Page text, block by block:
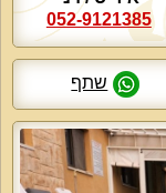
052-9121385
שתף